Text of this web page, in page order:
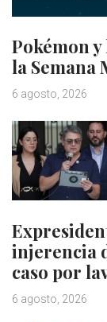
Pokémon
la Semana
6 agosto, 2026
injerencia
caso por
6 agosto, 2026